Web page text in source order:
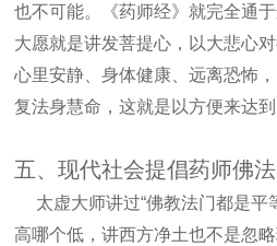
也不可能。《药师经》就完全通
大愿就是讲发菩提心，以大悲心
心里安静、身体健康、远离恐怖
复法身慧命，这就是以方便来达
五、现代社会提倡药师佛
太虚大师讲过“佛教法门都是平
高哪个低，讲西方净土也不是忽